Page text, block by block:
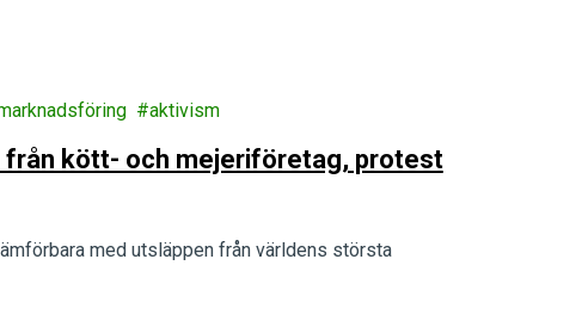
aktivism
från kött- och mejeriföretag, protest
med utsläppen från världens största